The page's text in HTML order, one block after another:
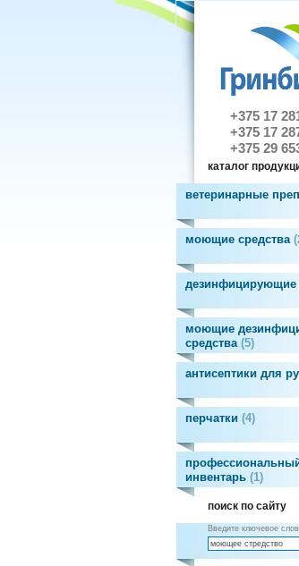
+375 17
+375 17
+375 29
каталог
ветеринарные
моющие средства
дезинфицирующие
моющие
средства 5
антисептики для
перчатки 4
инвентарь 1
поиск по сайту
Введите ключевое